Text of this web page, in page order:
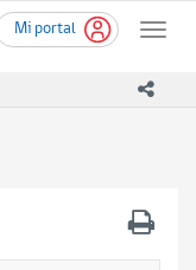
Mi portal
Toggle